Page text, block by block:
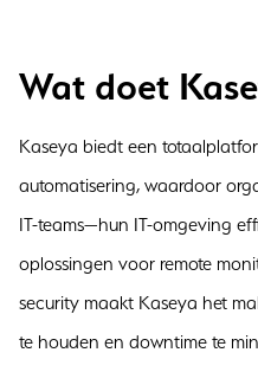
Wat doet
Kaseya biedt een
automatisering, waardoor
IT-teams—hun IT-omgeving
oplossingen voor remote
security maakt Kaseya het
te houden en downtime te